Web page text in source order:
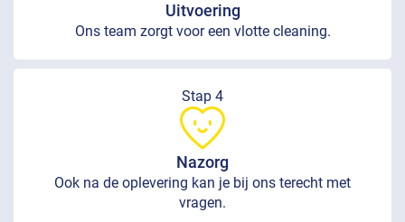
Uitvoering
Ons team zorgt voor een vlotte cleaning.
Stap 4
Nazorg
Ook na de oplevering kan je bij ons terecht met
vragen.